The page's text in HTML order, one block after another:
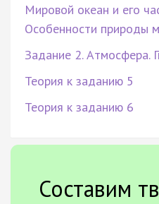
Мировой океан и его
Особенности природы
Задание 2. Атмосфера.
Теория к заданию 5
Теория к заданию 6
Составим